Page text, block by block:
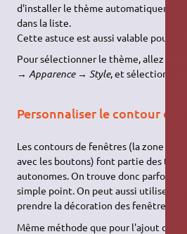
d'installer le thème automatiquement
dans la liste.
Cette astuce est aussi valable pour les
Pour sélectionner le thème, allez dans
→ Apparence→Style, et sélectionner
Personnaliser le contour de
Les contours de fenêtres (la zone du
avec les boutons) font partie des
autonomes. On trouve donc parfois
simple point. On peut aussi utiliser un
prendre la décoration des fenêtres
Même méthode que pour l'ajout de